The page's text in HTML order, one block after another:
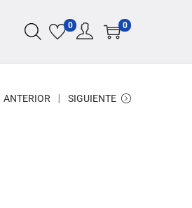
0 0
ANTERIOR SIGUIENTE